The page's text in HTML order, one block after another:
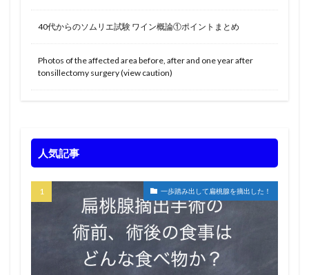
40代からのソムリエ試験 ワイン概論①ポイントまとめ
Photos of the affected area before, after and one year after
tonsillectomy surgery (view caution)
人気記事
一歩踏み出して扁桃腺を摘出した！